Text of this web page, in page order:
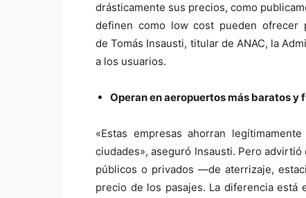
drásticamente sus precios, como
definen como low cost pueden ofrecer
de Tomás Insausti, titular de ANAC, la
a los usuarios.
Operan en aeropuertos más baratos y
«Estas empresas ahorran
ciudades», aseguró Insausti. Pero
públicos o privados —de aterrizaje,
precio de los pasajes. La diferencia